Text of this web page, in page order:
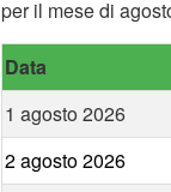
per il mese di
Data
1 agosto 2026
2 agosto 2026